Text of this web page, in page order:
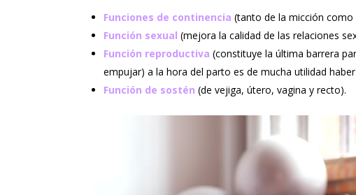
Funciones de continencia (tanto de la micción como
Función sexual (mejora la calidad de las relaciones
Función reproductiva (constituye la última barrera
empujar) a la hora del parto es de mucha utilidad
Función de sostén (de vejiga, útero, vagina y recto).